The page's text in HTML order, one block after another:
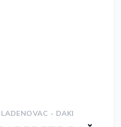
- DAKI